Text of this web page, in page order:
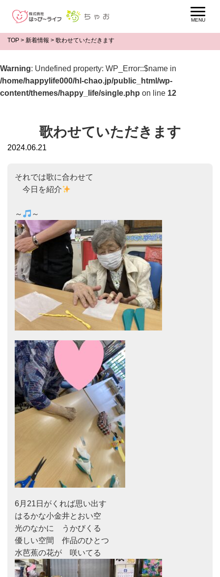
TOP > 新着情報 > 歌わせていただきます
Warning: Undefined property: WP_Error::$name in
/home/happylife000/hl-chao.jp/public_html/wp-
content/themes/happy_life/single.php on line 12
歌わせていただきます
2024.06.21
それでは歌に合わせて
今日を紹介
～
6月21日がくれば思い出す
はるかな小金井とおい空
光のなかに　うかびくる
優しい空間　作品のひとつ